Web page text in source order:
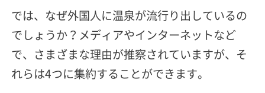
では、なぜ外国人に温泉が流行り出しているの
でしょうか？メディアやインターネットなど
で、さまざまな理由が推察されていますが、そ
れらは4つに集約することができます。